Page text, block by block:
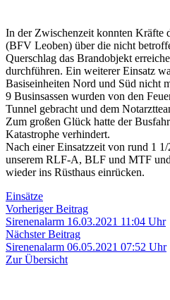
In der Zwischenzeit konnten Kräfte
(BFV Leoben) über die nicht
Querschlag das Brandobjekt
durchführen. Ein weiterer Einsatz
Basiseinheiten Nord und Süd nicht
9 Businsassen wurden von den
Tunnel gebracht und dem
Zum großen Glück hatte der
Katastrophe verhindert.
Nach einer Einsatzzeit von rund 1
unserem RLF-A, BLF und MTF
wieder ins Rüsthaus einrücken.
Einsätze
Beitragsnavigation
Vorheriger BeitragVorheriger
Beitrag:
Sirenenalarm 16.03.2021 11:04 Uhr
Nächster BeitragNächster
Beitrag:
Sirenenalarm 06.05.2021 07:52 Uhr
Zur Übersicht